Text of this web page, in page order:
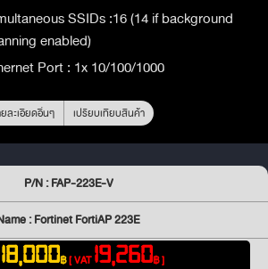
SSIDs :16 (14 if background
enabled)
Port : 1x 10/100/1000
ละเอียดอื่นๆ เปรียบเทียบสินค้า
P/N : FAP-223E-V
: Fortinet FortiAP 223E
18,000฿[ VAT19,260฿ ]